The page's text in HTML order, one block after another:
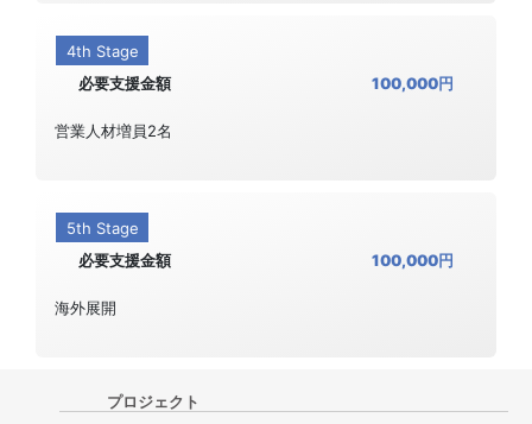
4th Stage
必要支援金額
100,000円
営業人材増員2名
5th Stage
必要支援金額
100,000円
海外展開
プロジェクト